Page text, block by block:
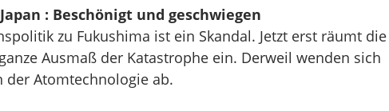
: Beschönigt und geschwiegen
zu Fukushima ist ein Skandal. Jetzt erst räumt die
Ausmaß der Katastrophe ein. Derweil wenden sich
der Atomtechnologie ab.